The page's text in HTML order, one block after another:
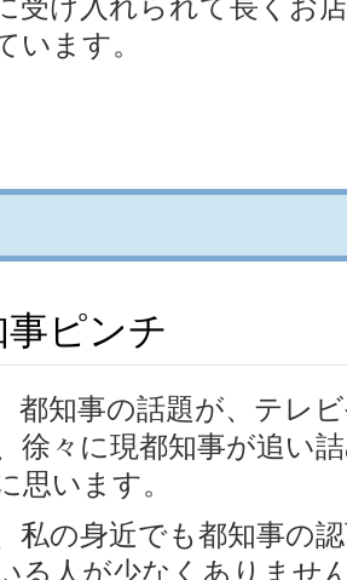
受け入れられて長くお
います。
事ピンチ
都知事の話題が、テレ
徐々に現都知事が追い
思います。
私の身近でも都知事の
る人が少なくありませ